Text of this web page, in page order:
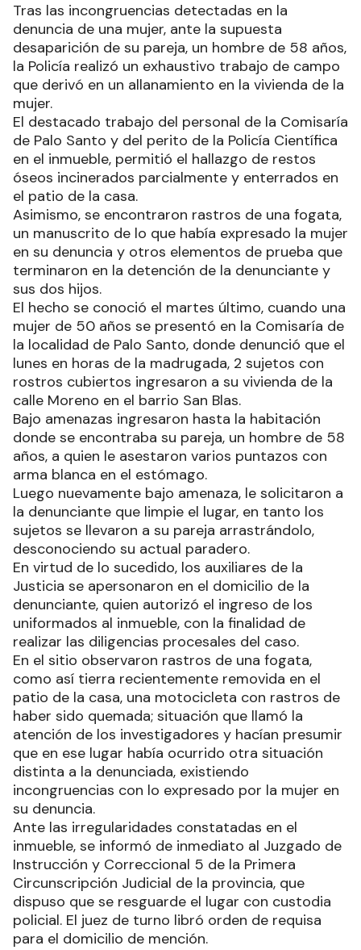
Tras las incongruencias detectadas en la
denuncia de una mujer, ante la supuesta
desaparición de su pareja, un hombre de 58 años,
la Policía realizó un exhaustivo trabajo de campo
que derivó en un allanamiento en la vivienda de la
mujer.
El destacado trabajo del personal de la Comisaría
de Palo Santo y del perito de la Policía Científica
en el inmueble, permitió el hallazgo de restos
óseos incinerados parcialmente y enterrados en
el patio de la casa.
Asimismo, se encontraron rastros de una fogata,
un manuscrito de lo que había expresado la mujer
en su denuncia y otros elementos de prueba que
terminaron en la detención de la denunciante y
sus dos hijos.
El hecho se conoció el martes último, cuando una
mujer de 50 años se presentó en la Comisaría de
la localidad de Palo Santo, donde denunció que el
lunes en horas de la madrugada, 2 sujetos con
rostros cubiertos ingresaron a su vivienda de la
calle Moreno en el barrio San Blas.
Bajo amenazas ingresaron hasta la habitación
donde se encontraba su pareja, un hombre de 58
años, a quien le asestaron varios puntazos con
arma blanca en el estómago.
Luego nuevamente bajo amenaza, le solicitaron a
la denunciante que limpie el lugar, en tanto los
sujetos se llevaron a su pareja arrastrándolo,
desconociendo su actual paradero.
En virtud de lo sucedido, los auxiliares de la
Justicia se apersonaron en el domicilio de la
denunciante, quien autorizó el ingreso de los
uniformados al inmueble, con la finalidad de
realizar las diligencias procesales del caso.
En el sitio observaron rastros de una fogata,
como así tierra recientemente removida en el
patio de la casa, una motocicleta con rastros de
haber sido quemada; situación que llamó la
atención de los investigadores y hacían presumir
que en ese lugar había ocurrido otra situación
distinta a la denunciada, existiendo
incongruencias con lo expresado por la mujer en
su denuncia.
Ante las irregularidades constatadas en el
inmueble, se informó de inmediato al Juzgado de
Instrucción y Correccional 5 de la Primera
Circunscripción Judicial de la provincia, que
dispuso que se resguarde el lugar con custodia
policial. El juez de turno libró orden de requisa
para el domicilio de mención.